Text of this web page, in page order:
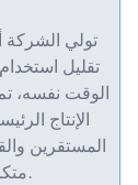
تولي الشركة
تقليل
الوقت نفسه،
الإنتاج
المستقرين
متكاملة فعالة وموثوقة لمعالجة المعادن.